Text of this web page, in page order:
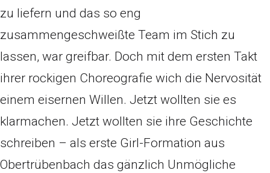
zu liefern und das so eng
zusammengeschweißte Team im Stich zu
lassen, war greifbar. Doch mit dem ersten Takt
ihrer rockigen Choreografie wich die Nervosität
einem eisernen Willen. Jetzt wollten sie es
klarmachen. Jetzt wollten sie ihre Geschichte
schreiben – als erste Girl-Formation aus
Obertrübenbach das gänzlich Unmögliche